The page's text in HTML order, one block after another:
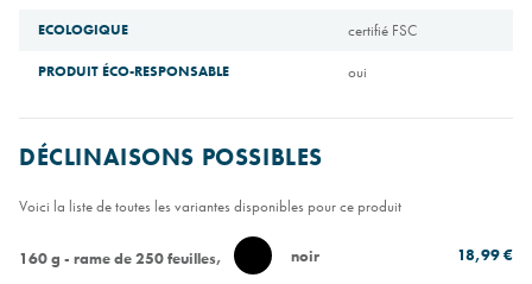
ECOLOGIQUE certifié FSC
PRODUIT ÉCO-RESPONSABLE oui
DÉCLINAISONS POSSIBLES
Voici la liste de toutes les variantes disponibles pour ce produit
160 g - rame de 250 feuilles noir 18,99 €